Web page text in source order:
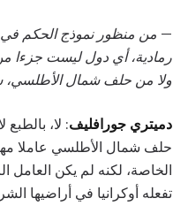
— من منظور نموذج الحكم
رمادية، أي دول ليست جزءا
ولا من حلف شمال الأطلسي،
دميتري جورافليف: لا،
حلف شمال الأطلسي عاملا
الخاصة، لكنه لم يكن العامل
تفعله أوكرانيا في أراضيها